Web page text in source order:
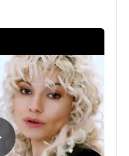
ve mastering
olan “
” Ağustos
olan “Paparazzi
Mayıs2018 'de üçüncü
Bu çalışmaların
aittir.